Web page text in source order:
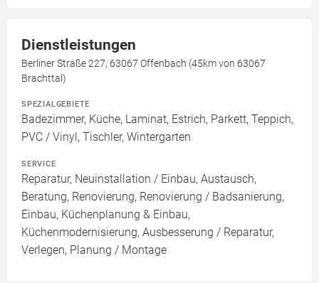
Dienstleistungen
Berliner Straße 227, 63067 Offenbach (45km von 63067
Brachttal)
SPEZIALGEBIETE
Badezimmer, Küche, Laminat, Estrich, Parkett, Teppich,
PVC / Vinyl, Tischler, Wintergarten
SERVICE
Reparatur, Neuinstallation / Einbau, Austausch,
Beratung, Renovierung, Renovierung / Badsanierung,
Einbau, Küchenplanung & Einbau,
Küchenmodernisierung, Ausbesserung / Reparatur,
Verlegen, Planung / Montage